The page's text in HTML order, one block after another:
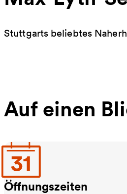
Stuttgarts beliebtes
Auf einen
Öffnungszeiten